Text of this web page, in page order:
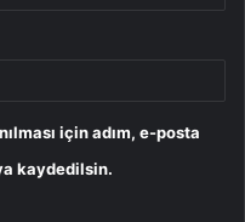
için adım, e-posta
kaydedilsin.